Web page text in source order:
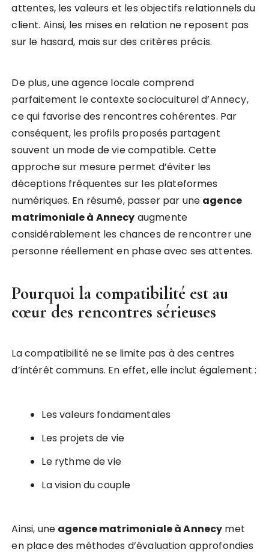
attentes, les valeurs et les objectifs relationnels du
client. Ainsi, les mises en relation ne reposent pas
sur le hasard, mais sur des critères précis.
De plus, une agence locale comprend
parfaitement le contexte socioculturel d’Annecy,
ce qui favorise des rencontres cohérentes. Par
conséquent, les profils proposés partagent
souvent un mode de vie compatible. Cette
approche sur mesure permet d’éviter les
déceptions fréquentes sur les plateformes
numériques. En résumé, passer par une agence
matrimoniale à Annecy augmente
considérablement les chances de rencontrer une
personne réellement en phase avec ses attentes.
Pourquoi la compatibilité est au
cœur des rencontres sérieuses
La compatibilité ne se limite pas à des centres
d’intérêt communs. En effet, elle inclut également :
Les valeurs fondamentales
Les projets de vie
Le rythme de vie
La vision du couple
Ainsi, une agence matrimoniale à Annecy met
en place des méthodes d’évaluation approfondies